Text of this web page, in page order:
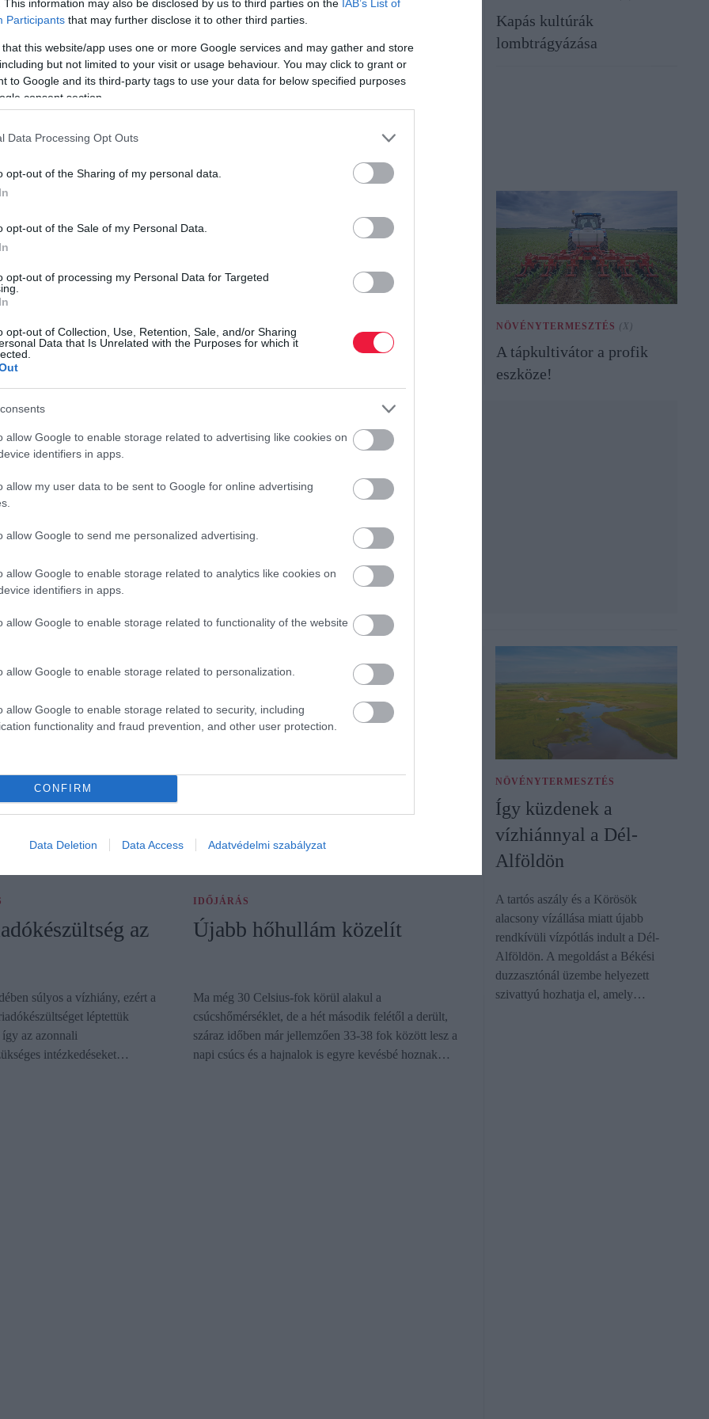
This information may also be disclosed by us to third parties on the IAB’s List of
Participants that may further disclose it to other third parties.
that this website/app uses one or more Google services and may gather and store
but not limited to your visit or usage behaviour. You may click to grant or
to Google and its third-party tags to use your data for below specified purposes
consent section.
Data Processing Opt Outs
opt-out of the Sharing of my personal data.
opt-out of the Sale of my Personal Data.
opt-out of processing my Personal Data for Targeted
opt-out of Collection, Use, Retention, Sale, and/or Sharing
Data that Is Unrelated with the Purposes for which it
allow Google to enable storage related to advertising like cookies on
identifiers in apps.
allow my user data to be sent to Google for online advertising
allow Google to send me personalized advertising.
allow Google to enable storage related to analytics like cookies on
identifiers in apps.
allow Google to enable storage related to functionality of the website
allow Google to enable storage related to personalization.
allow Google to enable storage related to security, including
functionality and fraud prevention, and other user protection.
CONFIRM
Data Deletion Data Access Adatvédelmi szabályzat
Kapás kultúrák
lombtrágyázása
NÖVÉNYTERMESZTÉS (X)
A tápkultivátor a profik
eszköze!
NÖVÉNYTERMESZTÉS
Így küzdenek a
vízhiánnyal a Dél-
Alföldön
A tartós aszály és a Körösök
alacsony vízállása miatt újabb
rendkívüli vízpótlás indult a Dél-
Alföldön. A megoldást a Békési
duzzasztónál üzembe helyezett
szivattyú hozhatja el, amely…
az újabb
35-40 fok közötti
A jelenlegi hő- és vízstressz
idő előtt száradása
Lesújtó uniós jelentés:
Magyarországon lehet a
legnagyobb terméscsökkenés
Riasztó képet fest Magyarországról az Európai Unió
termésbecslések szerint idén valamennyi fontos
legnagyobb…
az
súlyos a vízhiány, ezért a
léptettük
az azonnali
intézkedéseket…
IDŐJÁRÁS
Újabb hőhullám közelít
Ma még 30 Celsius-fok körül alakul a
csúcshőmérséklet, de a hét második felétől a derült,
száraz időben már jellemzően 33-38 fok között lesz a
napi csúcs és a hajnalok is egyre kevésbé hoznak…